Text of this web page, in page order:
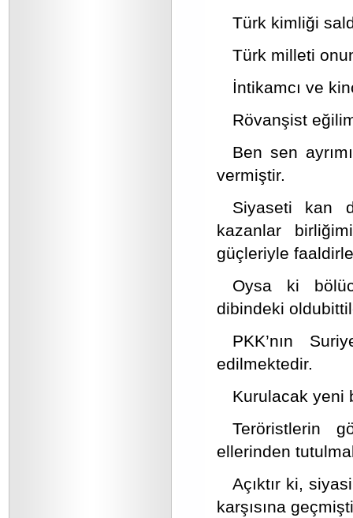
Türk kimliği
Türk milleti
İntikamcı ve
Rövanşist
Ben sen
vermiştir.
Siyaseti kan
kazanlar
güçleriyle
Oysa ki
dibindeki
PKK’nın
edilmektedir.
Kurulacak yeni
Teröristlerin
ellerinden
Açıktır ki,
karşısına